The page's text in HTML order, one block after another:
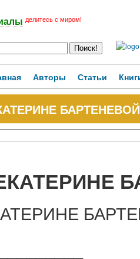
делитесь с миром!
Авторы Статьи
БАРТЕНЕВОЙ